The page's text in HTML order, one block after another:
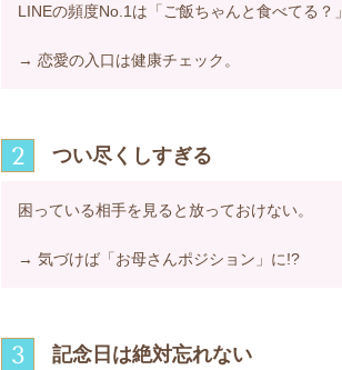
LINEの頻度No.1は「ご飯ちゃんと食べてる？」
→ 恋愛の入口は健康チェック。
2 つい尽くしすぎる
困っている相手を見ると放っておけない。
→ 気づけば「お母さんポジション」に!?
3 記念日は絶対忘れない